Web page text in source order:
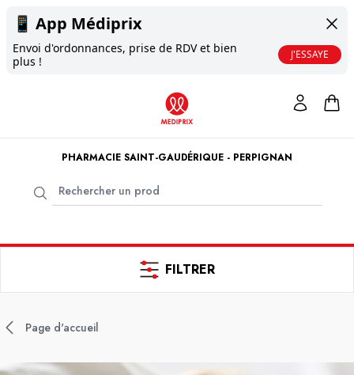
📱 App Médiprix
Envoi d'ordonnances, prise de RDV et bien
plus !
J'ESSAYE
PHARMACIE SAINT-GAUDÉRIQUE - PERPIGNAN
FILTRER
Page d'accueil